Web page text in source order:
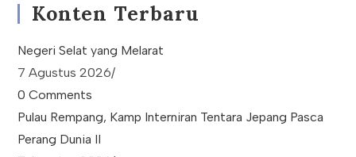
Konten Terbaru
Negeri Selat yang Melarat
7 Agustus 2026/
0 Comments
Pulau Rempang, Kamp Interniran Tentara Jepang Pasca
Perang Dunia II